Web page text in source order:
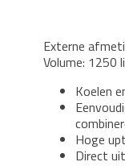
Externe
Volume: 1250
Koelen
Hoge
Direct